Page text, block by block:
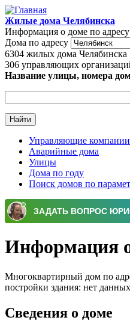
Перейти к основному
Жилые дома Челябинска
Информация о доме по адресу
Дома по адресу
6304 жилых дома Челябинска
306 управляющих
Название улицы, номера
Главное меню
Управляющие компании
Аварийные дома
Улицы
Дома по году
Поиск домов по
Информация
Многоквартирный дом по
постройки здания: нет
Сведения о доме